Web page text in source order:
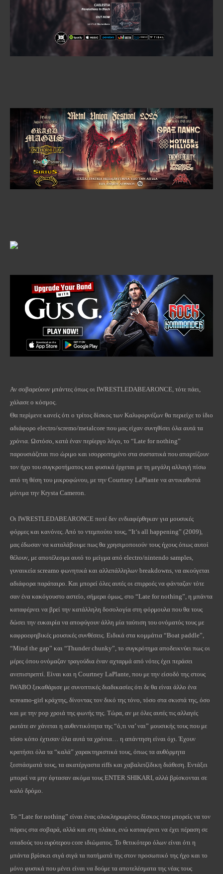
Αν σοβαρεύουν μπάντες όπως οι IWRESTLEDABEARONCE, τότε πάει,
χάλασε ο κόσμος.
Θα περίμενε κανείς ότι ο τρίτος δίσκος των Καλιφορνέζων θα περιείχε το ίδιο
αδιάφορο electro/scremo/metalcore που μας είχαν συνηθίσει όλα αυτά τα
χρόνια. Ωστόσο, κατά έναν περίεργο λόγο, το “Late for nothing”
παρουσιάζεται πιο ώριμο και ισορροπημένο στα συστατικά που απαρτίζουν
τον ήχο του συγκροτήματος και φυσικά έρχεται με τη μεγάλη αλλαγή πίσω
από τη θέση του μικροφώνου, με την Courtney LaPlante να αντικαθιστά
μόνιμα την Krysta Cameron
Οι IWRESTLEDABEARONCE ποτέ δεν ενδιαφέρθηκαν για μουσικές
φόρμες και κανόνες. Από το ντεμπούτο τους, “It‘s all happening” (2009),
μας έδωσαν να καταλάβουμε πως θα χρησιμοποιούν τους ήχους όπως αυτοί
θέλουν, με αποτέλεσμα αυτό το μείγμα από electro/nintendo samples
γυναικεία screamo φωνητικά και αλλεπάλληλων breakdowns , να ακούγεται
αδιάφορα παράταιρο. Και μπορεί όλες αυτές οι επιρροές να φάνταζαν τότε
σαν ένα κακόγουστο αστείο, σήμερα όμως, στο “Late fornothing”, η μπάντα
καταφέρνει να βρεί την κατάλληλη δοσολογία στη φόρμουλα που θα τους
δώσει την ευκαιρία να αποφύγουν άλλη μία ταύτιση του ονόματός τους με
καφροεφηβικές μουσικές συνθέσεις. Ειδικά στα κομμάτια “Boat paddle”,
“Mind the gap” και “Thunder chunky”, το συγκρότημα αποδεικνύει πως οι
μέρες όπου ονόμαζαν τραγούδια έναν αχταρμά από νότες έχει περάσει
ανεπιστρεπτί. Είναι και η Courtney LaPlante , που με την είσοδό της στους
IWABO ξεκαθάρισε με συνοπτικές διαδικασίες ότι δε θα είναι άλλο ένα
screamο-girl κράχτης, δίνοντας τον δικό της τόνο, τόσο στα σκιστά της, όσο
και με την pop χροιά της φωνής της. Τώρα, αν με όλες αυτές τις αλλαγές
ρωτάτε αν χάνεται η αυθεντικότητα της “ό,τι να’ ναι” μουσικής τους που με
τόσο κόπο έχτισαν όλα αυτά τα χρόνια… η απάντηση είναι όχι. Έχουν
κρατήσει όλα τα “καλά” χαρακτηριστικά τους, όπως τα αυθόρμητα
ξεσπάσματά τους, τα ακατέργαστα riffs και χαβαλετζίδικη διάθεση. Εντάξει
μπορεί να μην έφτασαν ακόμα τους ENTER SHIKARI, αλλά βρίσκονται σε
καλό δρόμο.
Το “Late for nothing” είναι ένας ολοκληρωμένος δίσκος που μπορείς να τον
πάρεις στα σοβαρά, αλλά και στη πλάκα, ενώ καταφέρνει να έχει πέραση σε
οπαδούς του ευρύτερου core ιδιώματος. Το θετικότερο όλων είναι ότι η
μπάντα βρίσκει σιγά σιγά τα πατήματά της στον προσωπικό της ήχο και το
μόνο φυσικά που μένει είναι να δούμε τα αποτελέσματα της νέας τους